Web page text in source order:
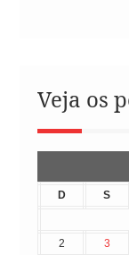
Veja os
D S
2
3